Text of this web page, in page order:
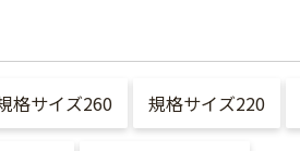
格サイズ260 規格サイズ220